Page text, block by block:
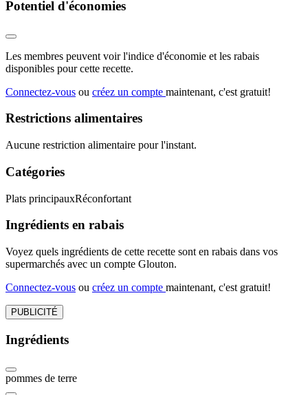
Potentiel d'économies
Les membres peuvent voir l'indice d'économie et les rabais
disponibles pour cette recette.
Connectez-vous ou créez un compte maintenant, c'est gratuit!
Restrictions alimentaires
Aucune restriction alimentaire pour l'instant.
Catégories
Plats principauxRéconfortant
Ingrédients en rabais
Voyez quels ingrédients de cette recette sont en rabais dans vos
supermarchés avec un compte Glouton.
Connectez-vous ou créez un compte maintenant, c'est gratuit!
PUBLICITÉ
Ingrédients
pommes de terre